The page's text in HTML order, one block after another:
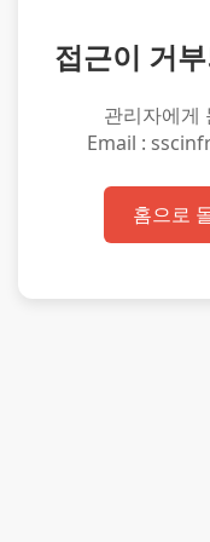
접근이 거
관리자에게
Email :
홈으로